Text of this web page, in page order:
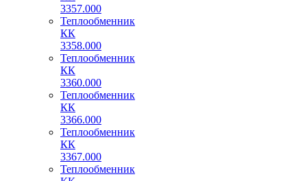
3357.000
Теплообменник
КК
3358.000
Теплообменник
КК
3360.000
Теплообменник
КК
3366.000
Теплообменник
КК
3367.000
Теплообменник